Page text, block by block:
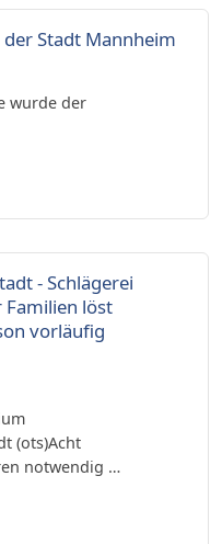
Stadt Mannheim
wurde der
- Schlägerei
Familien löst
vorläufig
(ots)Acht
notwendig …